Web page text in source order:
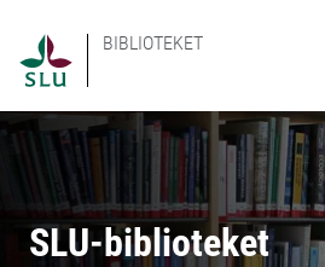
BIBLIOTEKET
SLU-biblioteket